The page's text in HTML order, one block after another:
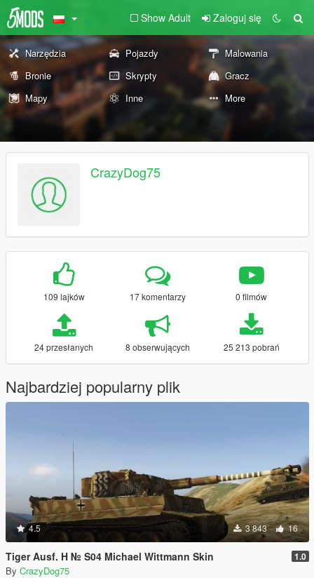
Show Adult Zaloguj się
Narzędzia Pojazdy
Malowania
Bronie
Skrypty
Gracz
Mapy
Inne More
CrazyDog75
109 lajków 17 komentarzy 0 filmów
24 przesłanych 8 obserwujących 25 213 pobrań
Najbardziej popularny plik
4.5 3 843 16
Tiger Ausf. H № S04 Michael Wittmann Skin 1.0
By CrazyDog75